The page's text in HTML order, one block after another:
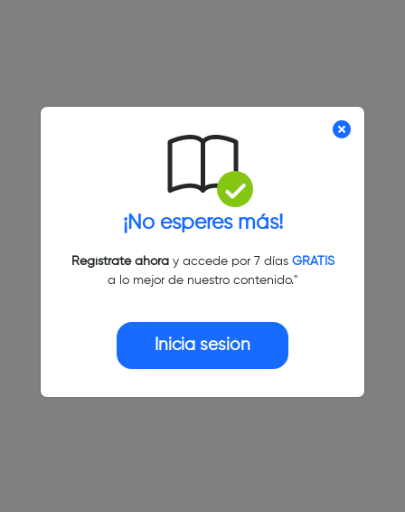
¡No esperes más!
Regístrate ahoray accede por 7 días GRATIS
a lo mejor de nuestro contenido."
Inicia sesión